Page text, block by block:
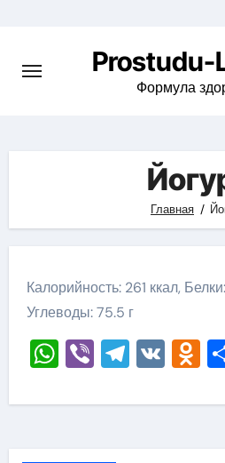
содержимому
Prostudu-
Формула
Главная
Калорийность: 261 ккал,
Углеводы: 75.5 г
WhatsApp
ViberVK